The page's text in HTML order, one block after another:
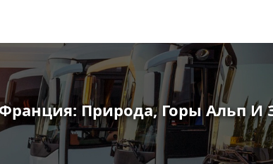
Природа, Горы Альп И